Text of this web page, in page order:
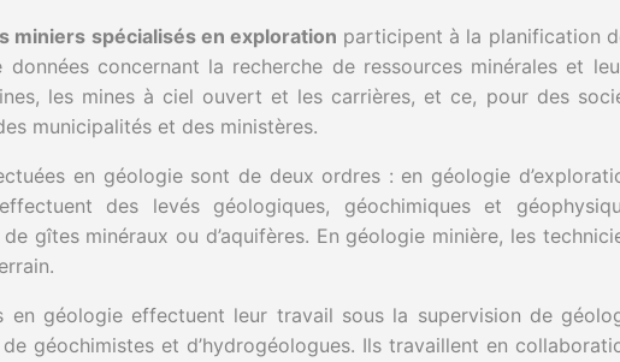
miniers spécialisés en exploration participent à la planification
données concernant la recherche de ressources minérales et
les mines à ciel ouvert et les carrières, et ce, pour des
municipalités et des ministères.
en géologie sont de deux ordres : en géologie
effectuent des levés géologiques, géochimiques et
gîtes minéraux ou d’aquifères. En géologie minière, les
en géologie effectuent leur travail sous la supervision de
géochimistes et d’hydrogéologues. Ils travaillent en